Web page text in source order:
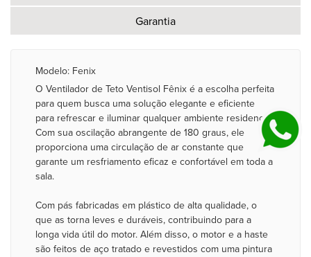
Garantia
Modelo: Fenix
O Ventilador de Teto Ventisol Fênix é a escolha perfeita
para quem busca uma solução elegante e eficiente
para refrescar e iluminar qualquer ambiente residencial.
Com sua oscilação abrangente de 180 graus, ele
proporciona uma circulação de ar constante que
garante um resfriamento eficaz e confortável em toda a
sala.
Com pás fabricadas em plástico de alta qualidade, o
que as torna leves e duráveis, contribuindo para a
longa vida útil do motor. Além disso, o motor e a haste
são feitos de aço tratado e revestidos com uma pintura